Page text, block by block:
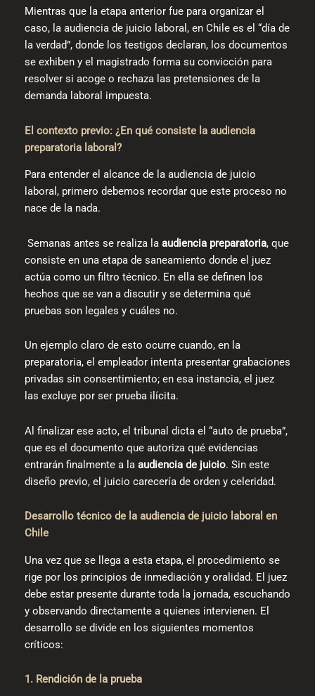
Mientras que la etapa anterior fue para organizar el
caso, la audiencia de juicio laboral, en Chile es el “día de
la verdad”, donde los testigos declaran, los documentos
se exhiben y el magistrado forma su convicción para
resolver si acoge o rechaza las pretensiones de la
demanda laboral impuesta.
El contexto previo: ¿En qué consiste la audiencia
preparatoria laboral?
Para entender el alcance de la audiencia de juicio
laboral, primero debemos recordar que este proceso no
nace de la nada.
Semanas antes se realiza la audiencia preparatoria, que
consiste en una etapa de saneamiento donde el juez
actúa como un filtro técnico. En ella se definen los
hechos que se van a discutir y se determina qué
pruebas son legales y cuáles no.
Un ejemplo claro de esto ocurre cuando, en la
preparatoria, el empleador intenta presentar grabaciones
privadas sin consentimiento; en esa instancia, el juez
las excluye por ser prueba ilícita.
Al finalizar ese acto, el tribunal dicta el “auto de prueba”,
que es el documento que autoriza qué evidencias
entrarán finalmente a la audiencia de juicio. Sin este
diseño previo, el juicio carecería de orden y celeridad.
Desarrollo técnico de la audiencia de juicio laboral en
Chile
Una vez que se llega a esta etapa, el procedimiento se
rige por los principios de inmediación y oralidad. El juez
debe estar presente durante toda la jornada, escuchando
y observando directamente a quienes intervienen. El
desarrollo se divide en los siguientes momentos
críticos:
1. Rendición de la prueba